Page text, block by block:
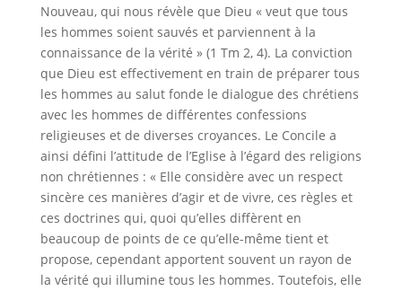
Nouveau, qui nous révèle que Dieu « veut que tous
les hommes soient sauvés et parviennent à la
connaissance de la vérité » (1 Tm 2, 4). La conviction
que Dieu est effectivement en train de préparer tous
les hommes au salut fonde le dialogue des chrétiens
avec les hommes de différentes confessions
religieuses et de diverses croyances. Le Concile a
ainsi défini l’attitude de l’Eglise à l’égard des religions
non chrétiennes : « Elle considère avec un respect
sincère ces manières d’agir et de vivre, ces règles et
ces doctrines qui, quoi qu’elles diffèrent en
beaucoup de points de ce qu’elle-même tient et
propose, cependant apportent souvent un rayon de
la vérité qui illumine tous les hommes. Toutefois, elle